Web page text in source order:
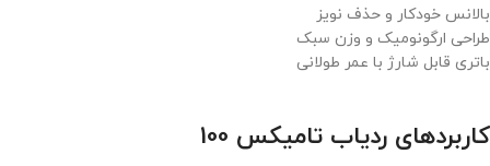
بالانس خودکار و حذف نویز
طراحی ارگونومیک و وزن سبک
باتری قابل شارژ با عمر طولانی
کاربردهای ردیاب تامیکس 100